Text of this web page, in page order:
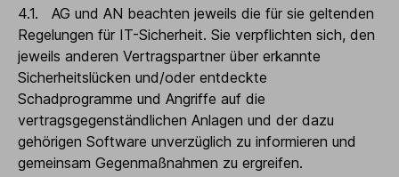
4.1. AG und AN beachten jeweils die für sie geltenden
Regelungen für IT-Sicherheit. Sie verpflichten sich, den
jeweils anderen Vertragspartner über erkannte
Sicherheitslücken und/oder entdeckte
Schadprogramme und Angriffe auf die
vertragsgegenständlichen Anlagen und der dazu
gehörigen Software unverzüglich zu informieren und
gemeinsam Gegenmaßnahmen zu ergreifen.